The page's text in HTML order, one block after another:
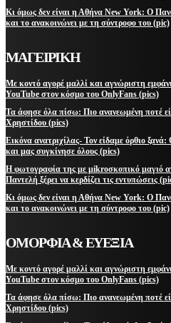
Κι όμως δεν είναι η Αθήνα New York: Ο
και το ανακοινώνει με τη σύντροφο του (pic)
ΜΑΓΕΙΡΙΚΗ
Με κοντό αγορέ μαλλί και αγνώριστη
YouTube στον κόσμο του OnlyFans (pics)
Τα άφησε όλα πίσω: Πιο ανανεωμένη ποτέ
Χρηστίδου (pics)
Εικόνα ανατριχίλας- Τον είδαμε όρθιο
και μας συγκίνησε όλους (pics)
Η φωτογραφία της με μikroσκοπικό μαγιό
Παντελή ξέρει να κερδίζει τις εντυπώσεις
Κι όμως δεν είναι η Αθήνα New York: Ο
και το ανακοινώνει με τη σύντροφο του (pic)
ΟΜΟΡΦΙΑ & ΕΥΕΞΙΑ
Με κοντό αγορέ μαλλί και αγνώριστη
YouTube στον κόσμο του OnlyFans (pics)
Τα άφησε όλα πίσω: Πιο ανανεωμένη ποτέ
Χρηστίδου (pics)